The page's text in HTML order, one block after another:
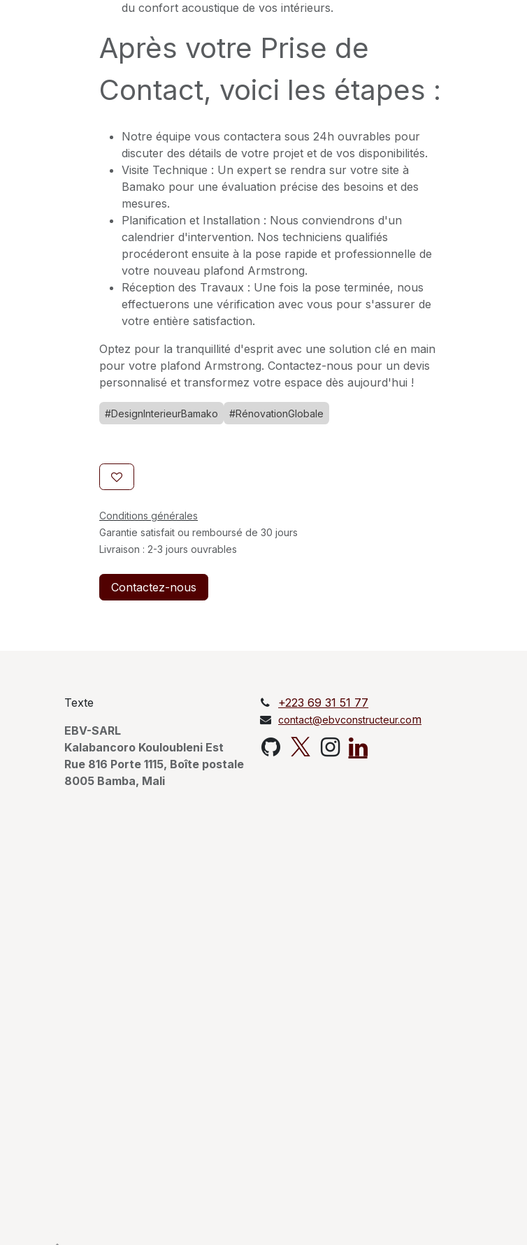
du confort acoustique de vos intérieurs.
Après votre Prise de
Contact, voici les étapes :
Notre équipe vous contactera sous 24h ouvrables pour
discuter des détails de votre projet et de vos disponibilités.
Visite Technique : Un expert se rendra sur votre site à
Bamako pour une évaluation précise des besoins et des
mesures.
Planification et Installation : Nous conviendrons d'un
calendrier d'intervention. Nos techniciens qualifiés
procéderont ensuite à la pose rapide et professionnelle de
votre nouveau plafond Armstrong.
Réception des Travaux : Une fois la pose terminée, nous
effectuerons une vérification avec vous pour s'assurer de
votre entière satisfaction.
Optez pour la tranquillité d'esprit avec une solution clé en main
pour votre plafond Armstrong. Contactez-nous pour un devis
personnalisé et transformez votre espace dès aujourd'hui !
#DesignInterieurBamako #RénovationGlobale
Conditions générales
Garantie satisfait ou remboursé de 30 jours
Livraison : 2-3 jours ouvrables
Contactez-nous
Texte
EBV-SARL
Kalabancoro Kouloubleni Est
Rue 816 Porte 1115, Boîte postale
8005 Bamba, Mali
+223 69 31 51 77
contact@ebvconstructeur.com